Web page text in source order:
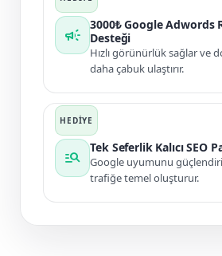
campaign
3000₺ Google Adwords
Desteği
Hızlı görünürlük sağlar ve
daha çabuk ulaştırır.
manage_search
Tek Seferlik Kalıcı SEO
Google uyumunu
trafiğe temel oluşturur.